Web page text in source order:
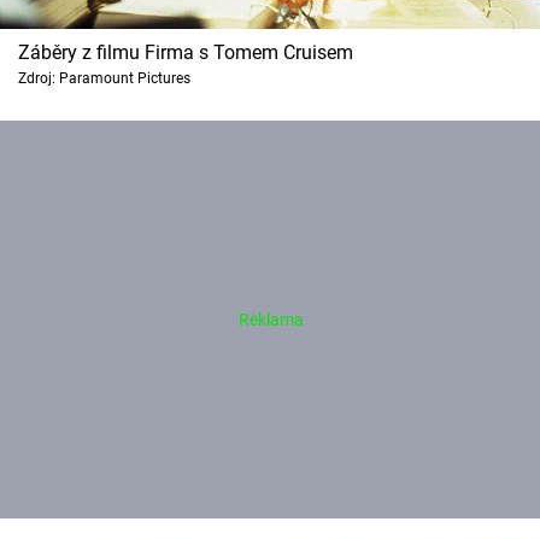
Záběry z filmu Firma s Tomem Cruisem
Zdroj: Paramount Pictures